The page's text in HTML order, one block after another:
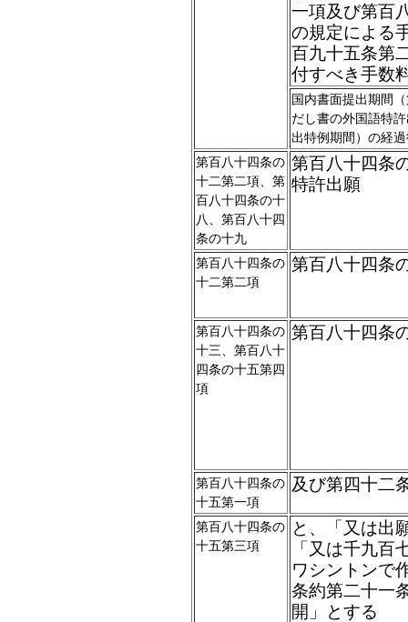
一項及び第百
の規定による
百九十五条第
付すべき手数
国内書面提出期間
だし書の外国語特
出特例期間）の経
第百八十四条の
十二第二項、第
百八十四条の十
八、第百八十四
条の十九
第百八十四条
特許出願
第百八十四条の
十二第二項
第百八十四条
第百八十四条の
十三、第百八十
四条の十五第四
項
第百八十四条
第百八十四条の
十五第一項
及び第四十二
第百八十四条の
十五第三項
と、「又は出
「又は千九百
ワシントンで
条約第二十一
開」とする